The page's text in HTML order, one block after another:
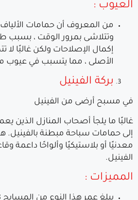
العيوب :
من المعروف أن حمامات
وتتلاشى بمرور الوقت ، بسبب
إكمال الإصلاحات ولكن غالبًا لا
الأصلى ، مما يتسبب في عيوب
بركة الفينيل
في مسبح أرضى من الفينيل
غالبًا ما يلجأ أصحاب المنازل الذين
إلى حمامات سباحة مبطنة بالفينيل.
معدنيًا أو بلاستيكيًا وألواحًا داعمة
الفينيل.
المميزات :